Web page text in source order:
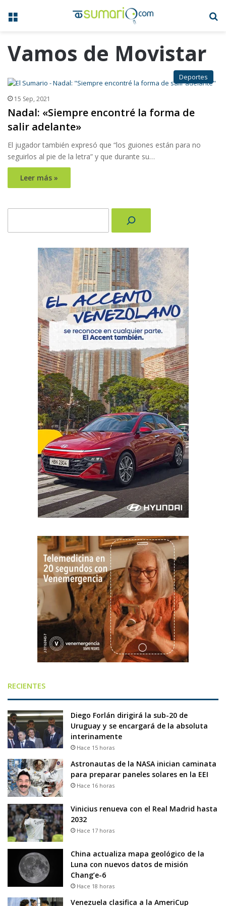
Menú
Vamos de Movistar
Deportes
15 Sep, 2021
Nadal: «Siempre encontré la forma de
salir adelante»
El jugador también expresó que “los guiones están para no
seguirlos al pie de la letra” y que durante su…
Leer más »
RECIENTES
Diego Forlán dirigirá la sub-20 de
Uruguay y se encargará de la absoluta
interinamente
Hace 15 horas
Astronautas de la NASA inician caminata
para preparar paneles solares en la EEI
Hace 16 horas
Vinicius renueva con el Real Madrid hasta
2032
Hace 17 horas
China actualiza mapa geológico de la
Luna con nuevos datos de misión
Chang’e-6
Hace 18 horas
Venezuela clasifica a la AmeriCup